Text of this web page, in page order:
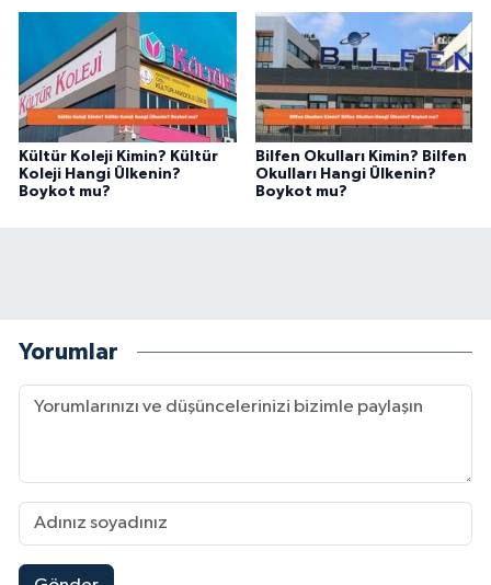
Kültür Koleji Kimin? Kültür
Koleji Hangi Ülkenin?
Boykot mu?
Bilfen Okulları Kimin? Bilfen
Okulları Hangi Ülkenin?
Boykot mu?
Yorumlar